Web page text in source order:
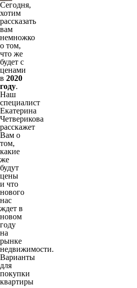
Сегодня,
хотим
рассказать
вам
немножко
о том,
что же
будет с
ценами
в 2020
году.
Наш
специалист
Екатерина
Четверикова
расскажет
Вам о
том,
какие
же
будут
цены
и что
нового
нас
ждет в
новом
году
на
рынке
недвижимости.
Варианты
для
покупки
квартиры